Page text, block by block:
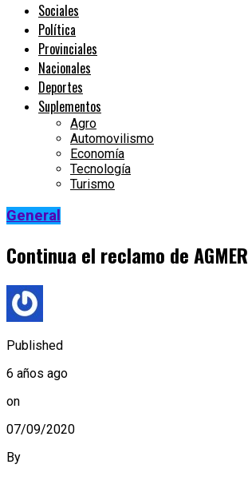
Sociales
Política
Provinciales
Nacionales
Deportes
Suplementos
Agro
Automovilismo
Economía
Tecnología
Turismo
General
Continua el reclamo de AGMER
Published
6 años ago
on
07/09/2020
By